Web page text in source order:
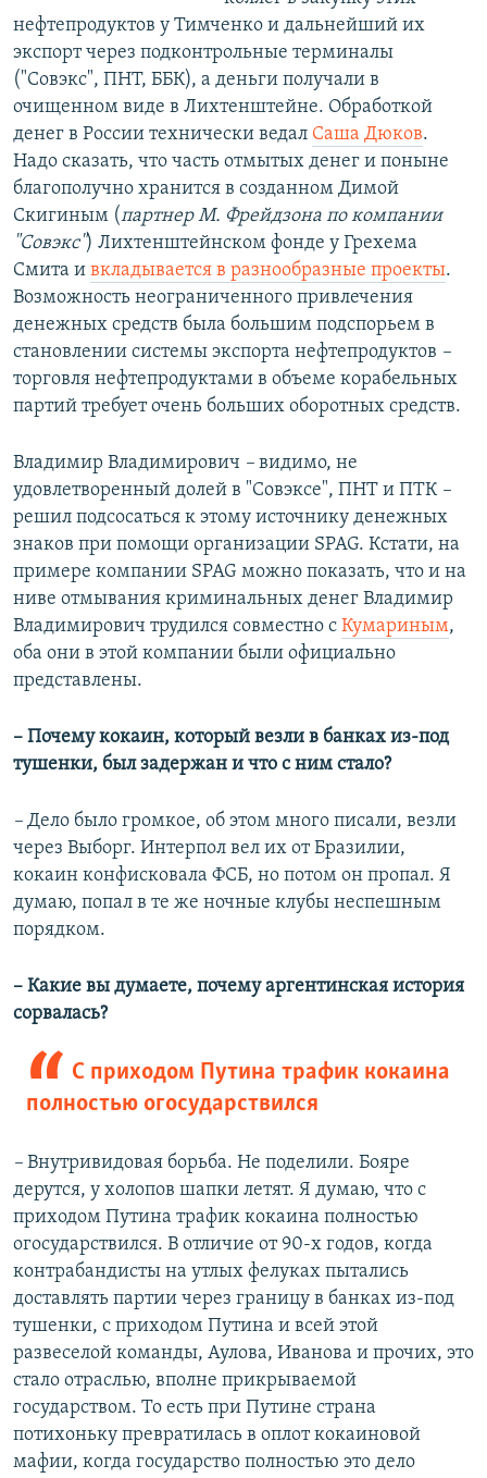
нефтепродуктов у Тимченко и дальнейший их
экспорт через подконтрольные терминалы
("Совэкс", ПНТ, ББК), а деньги получали в
очищенном виде в Лихтенштейне. Обработкой
денег в Pоссии технически ведал Саша Дюков.
Надо сказать, что часть отмытых денег и поныне
благополучно хранится в созданном Димой
Скигиным (партнер М. Фрейдзона по компании
"Совэкс") Лихтенштейнском фонде у Грехема
Смита и вкладывается в разнообразные проекты.
Возможность неограниченного привлечения
денежных средств была большим подспорьем в
становлении системы экспорта нефтепродуктов –
торговля нефтепродуктами в объеме корабельных
партий требует очень больших оборотных средств.
Владимир Владимирович – видимо, не
удовлетворенный долей в "Совэксе", ПНТ и ПТК –
решил подсосаться к этому источнику денежных
знаков при помощи организации SPAG. Кстати, на
примере компании SPAG можно показать, что и на
ниве отмывания криминальных денег Владимир
Владимирович трудился совместно с Кумариным,
оба они в этой компании были официально
представлены.
– Почему кокаин, который везли в банках из-под
тушенки, был задержан и что с ним стало?
– Дело было громкое, об этом много писали, везли
через Выборг. Интерпол вел их от Бразилии,
кокаин конфисковала ФСБ, но потом он пропал. Я
думаю, попал в те же ночные клубы неспешным
порядком.
– Какие вы думаете, почему аргентинская история
сорвалась?
С приходом Путина трафик кокаина
полностью огосударствился
– Внутривидовая борьба. Не поделили. Бояре
дерутся, у холопов шапки летят. Я думаю, что с
приходом Путина трафик кокаина полностью
огосударствился. В отличие от 90-х годов, когда
контрабандисты на утлых фелуках пытались
доставлять партии через границу в банках из-под
тушенки, с приходом Путина и всей этой
развеселой команды, Аулова, Иванова и прочих, это
стало отраслью, вполне прикрываемой
государством. То есть при Путине страна
потихоньку превратилась в оплот кокаиновой
мафии, когда государство полностью это дело